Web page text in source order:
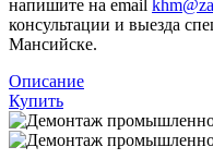
напишите на email
консультации и выезда
Мансийске.
Описание
Купить